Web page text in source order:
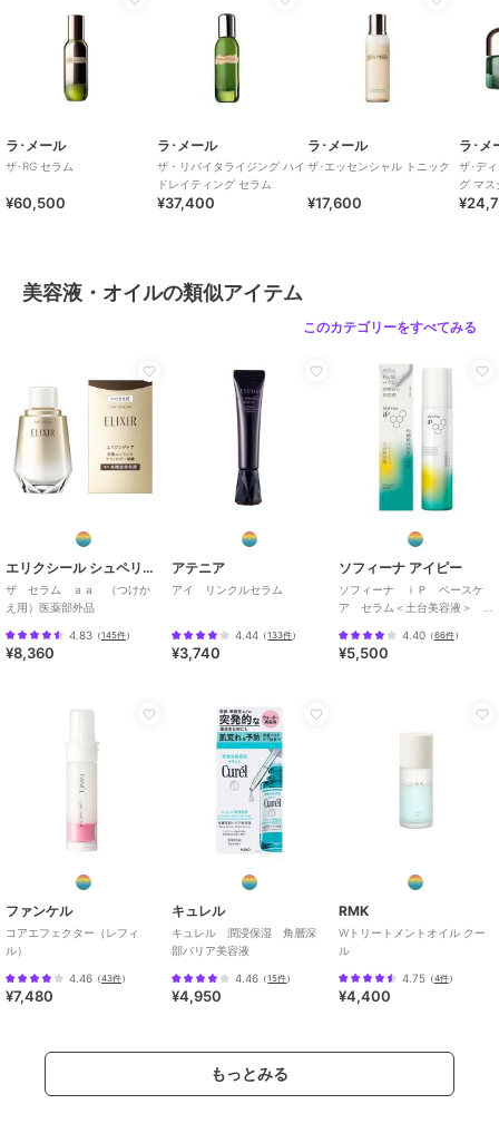
ラ･メール
ザ･RG セラム
¥60,500
ラ･メール
ザ・リバイタライジング ハイ
ドレイティング セラム
¥37,400
ラ･メール
ザ･エッセンシャル トニック
¥17,600
ラ･メ
ザ･デ
グ マス
美容液・オイルの類似アイテム
このカテゴリーをすべてみる
エリクシール シュペリエル
ザ セラム ａａ （つけか
え用）医薬部外品
4.83 （145件）
¥8,360
アテニア
アイ リンクルセラム
4.44 （133件）
¥3,740
ソフィーナ アイピー
ソフィーナ ｉＰ ベースケ
ア セラム＜土台美容液＞
4.40（66件）
¥5,500
ファンケル
コアエフェクター（レフィ
ル）
4.46 （43件）
¥7,480
キュレル
キュレル 潤浸保湿 角層深
部バリア美容液
4.46 （15件）
¥4,950
RMK
Wトリートメントオイル クー
ル
4.75（4件）
¥4,400
もっとみる